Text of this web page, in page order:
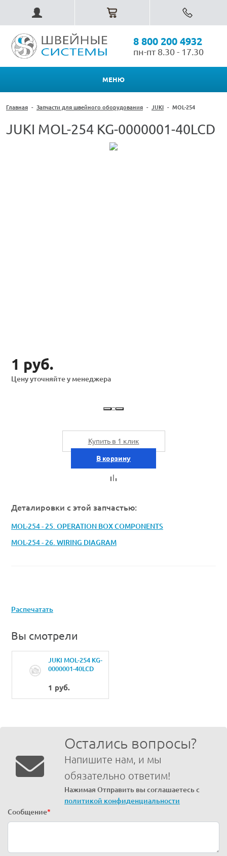
8 800 200 4932
пн-пт 8.30 - 17.30
МЕНЮ
Главная - Запчасти для швейного оборудования - JUKI - MOL-254
JUKI MOL-254 KG-0000001-40LCD
1 руб.
Цену уточняйте у менеджера
Купить в 1 клик
В корзину
Деталировки с этой запчастью:
MOL-254 - 25. OPERATION BOX COMPONENTS
MOL-254 - 26. WIRING DIAGRAM
Распечатать
Вы смотрели
JUKI MOL-254 KG-
0000001-40LCD
1 руб.
Остались вопросы?
Напишите нам, и мы
обязательно ответим!
Нажимая Отправить вы соглашаетесь с
политикой конфиденциальности
Сообщение*